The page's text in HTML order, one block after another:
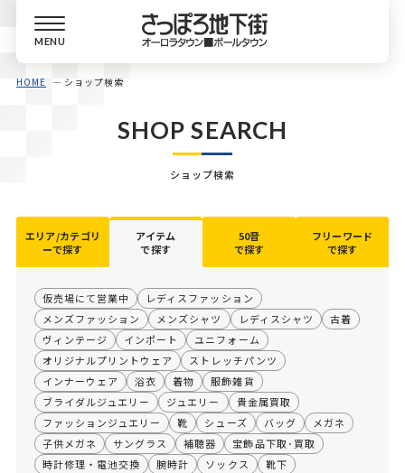
MENU
HOME ショップ検索
SHOP SEARCH
ショップ検索
エリア/カテゴリ
ーで探す
アイテム
で探す
50音
で探す
フリーワード
で探す
仮売場にて営業中
レディスファッション
メンズファッション
メンズシャツ レディスシャツ
古着
ヴィンテージ
インポート
ユニフォーム
オリジナルプリントウェア
ストレッチパンツ
インナーウェア
浴衣 着物
服飾雑貨
ブライダルジュエリー
ジュエリー
貴金属買取
ファッションジュエリー
靴 シューズ バッグ
メガネ
子供メガネ
サングラス 補聴器
宝飾品下取･買取
時計修理・電池交換
腕時計 ソックス
靴下